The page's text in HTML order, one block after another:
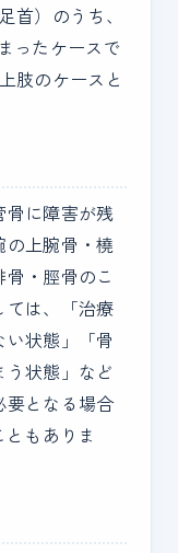
首）のうち、
ったケースで
肢のケースと
骨に障害が残
の上腕骨・橈
・脛骨のこ
ては、「治療
状態」「骨
状態」など
要となる場合
もありま